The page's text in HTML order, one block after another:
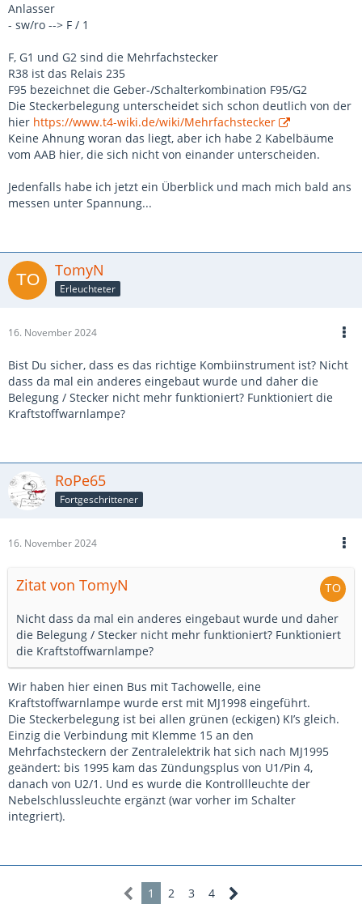
Anlasser
- sw/ro --> F / 1
F, G1 und G2 sind die Mehrfachstecker
R38 ist das Relais 235
F95 bezeichnet die Geber-/Schalterkombination F95/G2
Die Steckerbelegung unterscheidet sich schon deutlich von der
hier https://www.t4-wiki.de/wiki/Mehrfachstecker
Keine Ahnung woran das liegt, aber ich habe 2 Kabelbäume
vom AAB hier, die sich nicht von einander unterscheiden.
Jedenfalls habe ich jetzt ein Überblick und mach mich bald ans
messen unter Spannung...
TomyN
Erleuchteter
16. November 2024
Bist Du sicher, dass es das richtige Kombiinstrument ist? Nicht
dass da mal ein anderes eingebaut wurde und daher die
Belegung / Stecker nicht mehr funktioniert? Funktioniert die
Kraftstoffwarnlampe?
RoPe65
Fortgeschrittener
16. November 2024
Zitat von TomyN
Nicht dass da mal ein anderes eingebaut wurde und daher
die Belegung / Stecker nicht mehr funktioniert? Funktioniert
die Kraftstoffwarnlampe?
Wir haben hier einen Bus mit Tachowelle, eine
Kraftstoffwarnlampe wurde erst mit MJ1998 eingeführt.
Die Steckerbelegung ist bei allen grünen (eckigen) KI’s gleich.
Einzig die Verbindung mit Klemme 15 an den
Mehrfachsteckern der Zentralelektrik hat sich nach MJ1995
geändert: bis 1995 kam das Zündungsplus von U1/Pin 4,
danach von U2/1. Und es wurde die Kontrollleuchte der
Nebelschlussleuchte ergänzt (war vorher im Schalter
integriert).
1 2 3 4